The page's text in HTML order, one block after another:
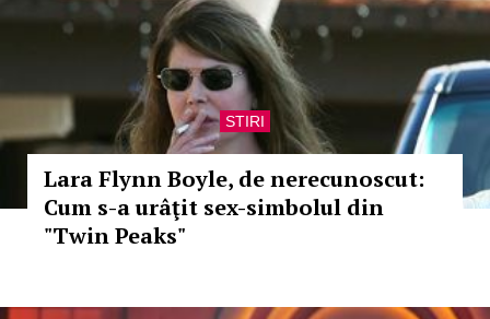
STIRI
Lara Flynn Boyle, de nerecunoscut:
Cum s-a urâţit sex-simbolul din
"Twin Peaks"